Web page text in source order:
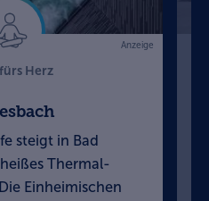
Anzeige
Herz
steigt in Bad
Thermal-
Einheimischen